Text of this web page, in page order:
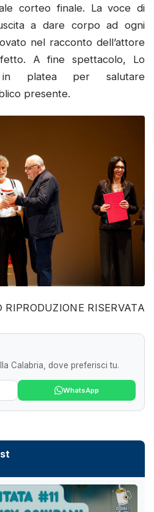
corteo finale. La voce di
a dare corpo ad ogni
nel racconto dell’attore
A fine spettacolo, Lo
platea per salutare
presente.
RIPRODUZIONE RISERVATA
Calabria, dove preferisci tu.
WhatsApp